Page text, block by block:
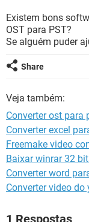
GUIA DE COMPRAS
OUTLOOK
INSTAGRAM
Existem bons
OST para PST?
Se alguém puder
Share
Veja também:
Converter ost para
Converter excel
Freemake video
Baixar winrar 32
Converter word
Converter video
1 Respostas